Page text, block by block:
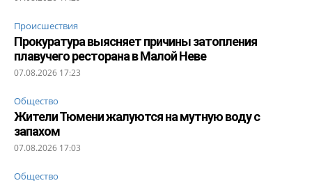
Происшествия
Прокуратура выясняет причины затопления
плавучего ресторана в Малой Неве
07.08.2026 17:23
Общество
Жители Тюмени жалуются на мутную воду с
запахом
07.08.2026 17:03
Общество